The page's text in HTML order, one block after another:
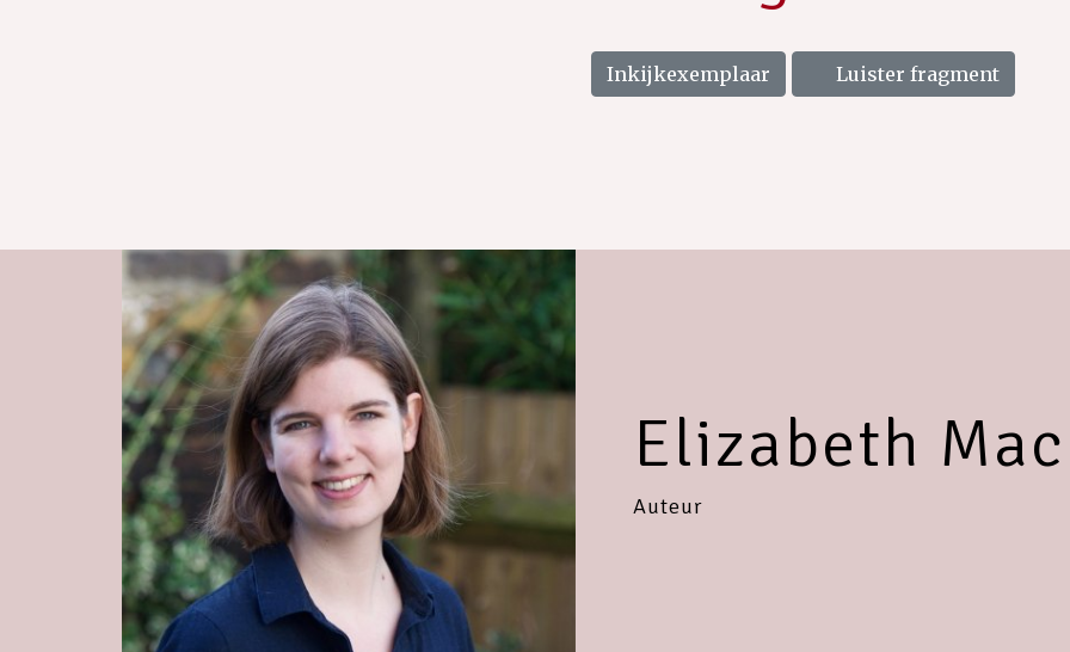
Inkijkexemplaar Luister fragment
Elizabeth
Auteur